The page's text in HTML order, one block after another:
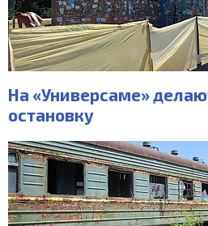
На «Универсаме»
остановку